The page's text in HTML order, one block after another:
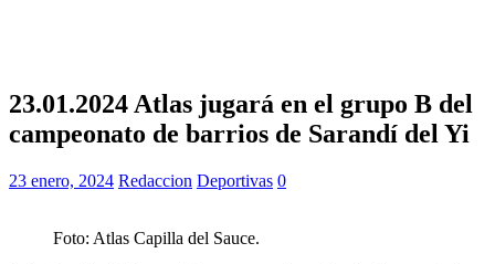
23.01.2024 Atlas jugará en el grupo B del
campeonato de barrios de Sarandí del Yi
23 enero, 2024 Redaccion Deportivas 0
Foto: Atlas Capilla del Sauce.